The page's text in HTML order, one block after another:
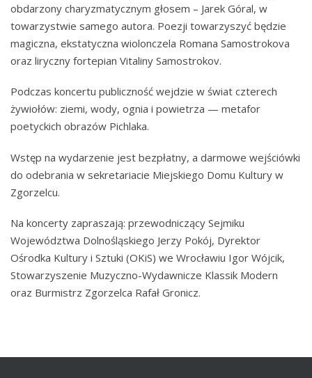
obdarzony charyzmatycznym głosem – Jarek Góral, w
towarzystwie samego autora. Poezji towarzyszyć będzie
magiczna, ekstatyczna wiolonczela Romana Samostrokova
oraz liryczny fortepian Vitaliny Samostrokov.
Podczas koncertu publiczność wejdzie w świat czterech
żywiołów: ziemi, wody, ognia i powietrza — metafor
poetyckich obrazów Pichlaka.
Wstęp na wydarzenie jest bezpłatny, a darmowe wejściówki
do odebrania w sekretariacie Miejskiego Domu Kultury w
Zgorzelcu.
Na koncerty zapraszają: przewodniczący Sejmiku
Województwa Dolnośląskiego Jerzy Pokój, Dyrektor
Ośrodka Kultury i Sztuki (OKiS) we Wrocławiu Igor Wójcik,
Stowarzyszenie Muzyczno-Wydawnicze Klassik Modern
oraz Burmistrz Zgorzelca Rafał Gronicz.